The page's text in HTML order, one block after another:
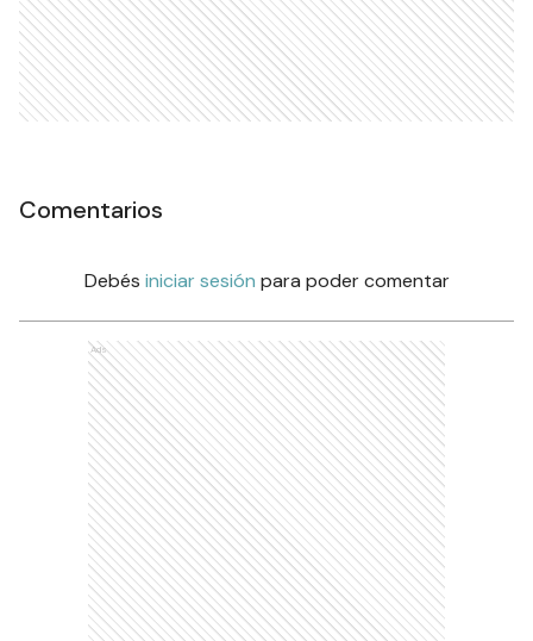
Comentarios
Debés iniciar sesión para poder comentar
Ads